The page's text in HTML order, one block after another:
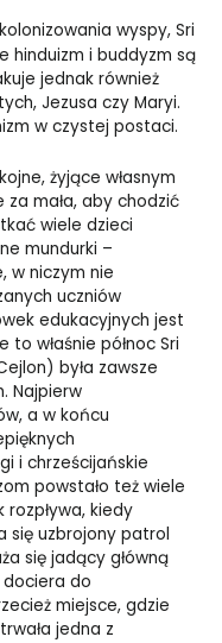
wyspy, Sri
hinduizm i buddyzm są
jednak również
Jezusa czy Maryi.
w czystej postaci.
żyjące własnym
mała, aby chodzić
wiele dzieci
mundurki –
w niczym nie
uczniów
edukacyjnych jest
właśnie północ Sri
była zawsze
Najpierw
a w końcu
i chrześcijańskie
powstało też wiele
rozpływa, kiedy
się uzbrojony patrol
się jadący główną
do
miejsce, gdzie
jedna z